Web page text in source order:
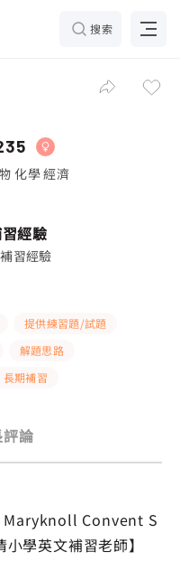
搜索
化學 經濟
經驗
習經驗
提供練習題/試題
解題思路
長期補習
論
Maryknoll Convent S
學英文補習老師】